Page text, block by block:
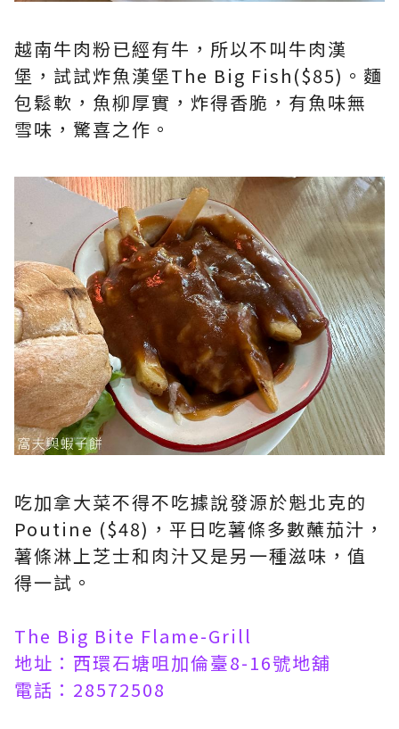
越南牛肉粉已經有牛，所以不叫牛肉漢
堡，試試炸魚漢堡The Big Fish($85)。麵
包鬆軟，魚柳厚實，炸得香脆，有魚味無
雪味，驚喜之作。
吃加拿大菜不得不吃據說發源於魁北克的
Poutine ($48)，平日吃薯條多數蘸茄汁，
薯條淋上芝士和肉汁又是另一種滋味，值
得一試。
The Big Bite Flame-Grill
地址：西環石塘咀加倫臺8-16號地舖
電話：28572508